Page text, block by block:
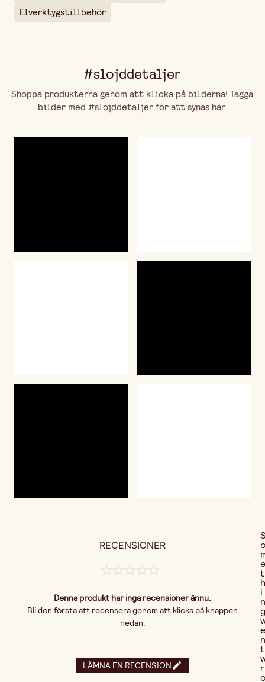
Elverktygstillbehör
#slojddetaljer
Shoppa produkterna genom att klicka på bilderna! Tagga
bilder med #slojddetaljer för att synas här.
RECENSIONER
Denna produkt har inga recensioner ännu.
Bli den första att recensera genom att klicka på knappen
nedan:
LÄMNA EN RECENSION
e
t
h
i
n
g
e
n
t
r